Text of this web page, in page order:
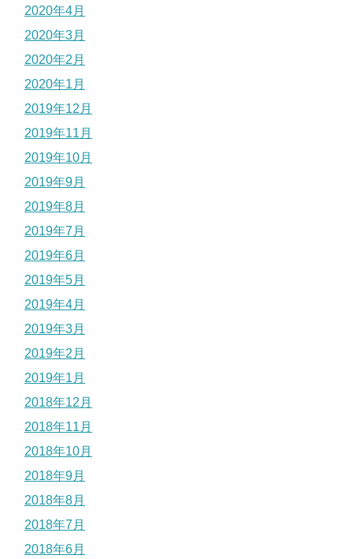
2020年4月
2020年3月
2020年2月
2020年1月
2019年12月
2019年11月
2019年10月
2019年9月
2019年8月
2019年7月
2019年6月
2019年5月
2019年4月
2019年3月
2019年2月
2019年1月
2018年12月
2018年11月
2018年10月
2018年9月
2018年8月
2018年7月
2018年6月